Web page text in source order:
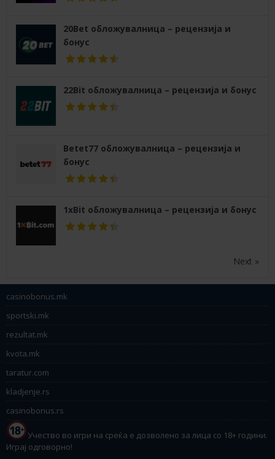
20Bet обложувалница – рецензија и
бонус
22Bit обложувалница – рецензија и бонус
Betet77 обложувалница – рецензија и
бонус
1xBit обложувалница – рецензија и бонус
Next »
casinobonus.mk
sportski.mk
rezultat.mk
kvota.mk
taratur.com
kladjenje.rs
casinobonus.rs
Учество во игри на среќа е дозволено за лица со 18+ години.
Играј одговорно!